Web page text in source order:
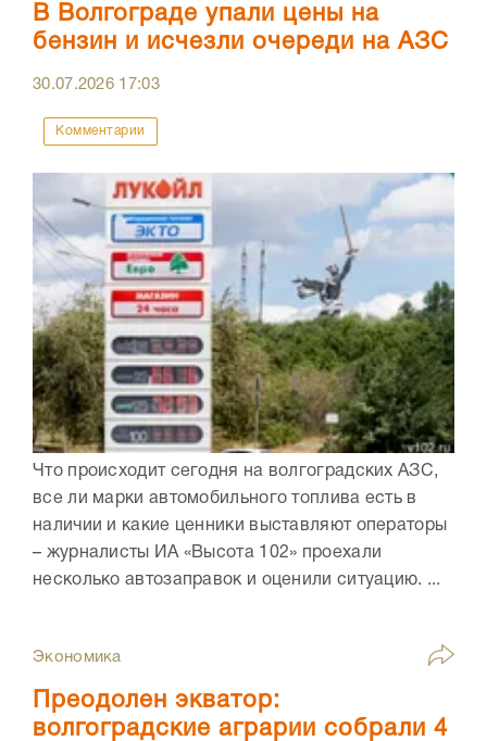
В Волгограде упали цены на
бензин и исчезли очереди на АЗС
30.07.2026 17:03
Комментарии
Что происходит сегодня на волгоградских АЗС,
все ли марки автомобильного топлива есть в
наличии и какие ценники выставляют операторы
– журналисты ИА «Высота 102» проехали
несколько автозаправок и оценили ситуацию. ...
Экономика
Преодолен экватор:
волгоградские аграрии собрали 4